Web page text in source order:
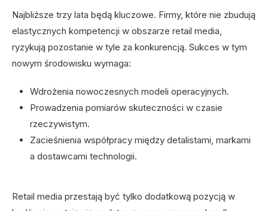
Najbliższe trzy lata będą kluczowe. Firmy, które nie zbudują
elastycznych kompetencji w obszarze retail media,
ryzykują pozostanie w tyle za konkurencją. Sukces w tym
nowym środowisku wymaga:
Wdrożenia nowoczesnych modeli operacyjnych.
Prowadzenia pomiarów skuteczności w czasie
rzeczywistym.
Zacieśnienia współpracy między detalistami, markami
a dostawcami technologii.
Retail media przestają być tylko dodatkową pozycją w